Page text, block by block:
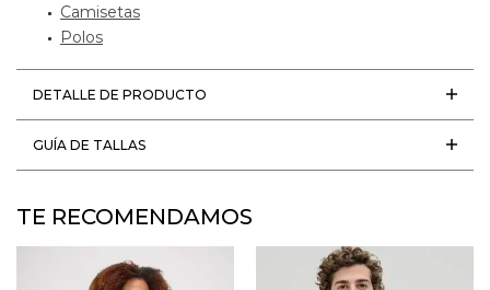
Camisetas
Polos
DETALLE DE PRODUCTO
GUÍA DE TALLAS
TE RECOMENDAMOS